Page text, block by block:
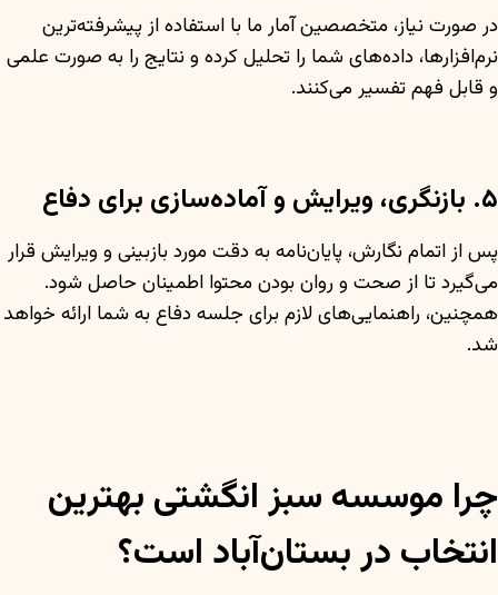
در صورت نیاز، متخصصین آمار ما با استفاده از پیشرفته‌ترین
نرم‌افزارها، داده‌های شما را تحلیل کرده و نتایج را به صورت علمی
و قابل فهم تفسیر می‌کنند.
۵. بازنگری، ویرایش و آماده‌سازی برای دفاع
پس از اتمام نگارش، پایان‌نامه به دقت مورد بازبینی و ویرایش قرار
می‌گیرد تا از صحت و روان بودن محتوا اطمینان حاصل شود.
همچنین، راهنمایی‌های لازم برای جلسه دفاع به شما ارائه خواهد
شد.
چرا موسسه سبز انگشتی بهترین
انتخاب در بستان‌آباد است؟